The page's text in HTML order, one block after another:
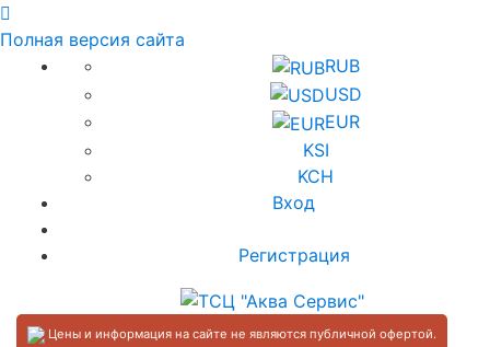
Полная версия сайта
RUB
USD
EUR
KSI
KCH
Вход
Регистрация
Цены и информация на сайте не являются публичной офертой.